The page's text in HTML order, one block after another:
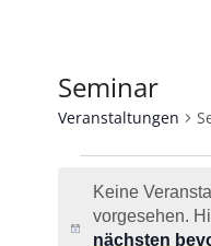
Seminar
Veranstaltungen
1.
Hinweis
Keine
vorgesehen.
nächsten